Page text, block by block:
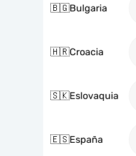
🇧🇬Bulgaria
🇭🇷Croacia
🇸🇰Eslovaquia
🇪🇸España